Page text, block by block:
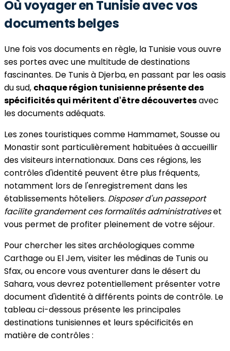
Où voyager en Tunisie avec vos
documents belges
Une fois vos documents en règle, la Tunisie vous ouvre
ses portes avec une multitude de destinations
fascinantes. De Tunis à Djerba, en passant par les oasis
du sud, chaque région tunisienne présente des
spécificités qui méritent d'être découvertesavec
les documents adéquats.
Les zones touristiques comme Hammamet, Sousse ou
Monastir sont particulièrement habituées à accueillir
des visiteurs internationaux. Dans ces régions, les
contrôles d'identité peuvent être plus fréquents,
notamment lors de l'enregistrement dans les
établissements hôteliers. Disposer d'un passeport
facilite grandement ces formalités administrativeset
vous permet de profiter pleinement de votre séjour.
Pour chercher les sites archéologiques comme
Carthage ou El Jem, visiter les médinas de Tunis ou
Sfax, ou encore vous aventurer dans le désert du
Sahara, vous devrez potentiellement présenter votre
document d'identité à différents points de contrôle. Le
tableau ci-dessous présente les principales
destinations tunisiennes et leurs spécificités en
matière de contrôles :